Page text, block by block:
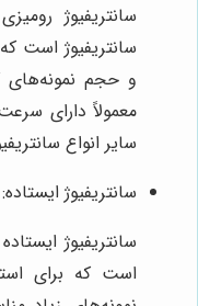
سانتریفیوژ
سانتریفیوژ است
و حجم نمونه‌های
معمولاً دارای
سایر انواع
سانتریفیوژ ایستاده:
سانتریفیوژ
است که برای